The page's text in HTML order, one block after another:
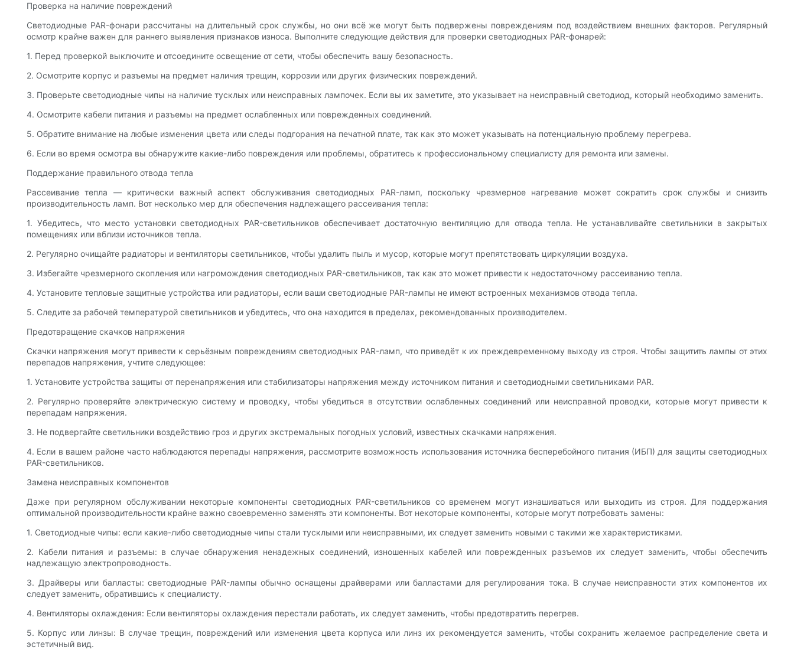
Проверка на наличие повреждений
Светодиодные PAR-фонари рассчитаны на длительный срок службы, но они всё же могут быть подвержены повреждениям под воздействием внешних факторов. Регулярный
осмотр крайне важен для раннего выявления признаков износа. Выполните следующие действия для проверки светодиодных PAR-фонарей:
1. Перед проверкой выключите и отсоедините освещение от сети, чтобы обеспечить вашу безопасность.
2. Осмотрите корпус и разъемы на предмет наличия трещин, коррозии или других физических повреждений.
3. Проверьте светодиодные чипы на наличие тусклых или неисправных лампочек. Если вы их заметите, это указывает на неисправный светодиод, который необходимо заменить.
4. Осмотрите кабели питания и разъемы на предмет ослабленных или поврежденных соединений.
5. Обратите внимание на любые изменения цвета или следы подгорания на печатной плате, так как это может указывать на потенциальную проблему перегрева.
6. Если во время осмотра вы обнаружите какие-либо повреждения или проблемы, обратитесь к профессиональному специалисту для ремонта или замены.
Поддержание правильного отвода тепла
Рассеивание тепла — критически важный аспект обслуживания светодиодных PAR-ламп, поскольку чрезмерное нагревание может сократить срок службы и снизить
производительность ламп. Вот несколько мер для обеспечения надлежащего рассеивания тепла:
1. Убедитесь, что место установки светодиодных PAR-светильников обеспечивает достаточную вентиляцию для отвода тепла. Не устанавливайте светильники в закрытых
помещениях или вблизи источников тепла.
2. Регулярно очищайте радиаторы и вентиляторы светильников, чтобы удалить пыль и мусор, которые могут препятствовать циркуляции воздуха.
3. Избегайте чрезмерного скопления или нагромождения светодиодных PAR-светильников, так как это может привести к недостаточному рассеиванию тепла.
4. Установите тепловые защитные устройства или радиаторы, если ваши светодиодные PAR-лампы не имеют встроенных механизмов отвода тепла.
5. Следите за рабочей температурой светильников и убедитесь, что она находится в пределах, рекомендованных производителем.
Предотвращение скачков напряжения
Скачки напряжения могут привести к серьёзным повреждениям светодиодных PAR-ламп, что приведёт к их преждевременному выходу из строя. Чтобы защитить лампы от этих
перепадов напряжения, учтите следующее:
1. Установите устройства защиты от перенапряжения или стабилизаторы напряжения между источником питания и светодиодными светильниками PAR.
2. Регулярно проверяйте электрическую систему и проводку, чтобы убедиться в отсутствии ослабленных соединений или неисправной проводки, которые могут привести к
перепадам напряжения.
3. Не подвергайте светильники воздействию гроз и других экстремальных погодных условий, известных скачками напряжения.
4. Если в вашем районе часто наблюдаются перепады напряжения, рассмотрите возможность использования источника бесперебойного питания (ИБП) для защиты светодиодных
PAR-светильников.
Замена неисправных компонентов
Даже при регулярном обслуживании некоторые компоненты светодиодных PAR-светильников со временем могут изнашиваться или выходить из строя. Для поддержания
оптимальной производительности крайне важно своевременно заменять эти компоненты. Вот некоторые компоненты, которые могут потребовать замены:
1. Светодиодные чипы: если какие-либо светодиодные чипы стали тусклыми или неисправными, их следует заменить новыми с такими же характеристиками.
2. Кабели питания и разъемы: в случае обнаружения ненадежных соединений, изношенных кабелей или поврежденных разъемов их следует заменить, чтобы обеспечить
надлежащую электропроводность.
3. Драйверы или балласты: светодиодные PAR-лампы обычно оснащены драйверами или балластами для регулирования тока. В случае неисправности этих компонентов их
следует заменить, обратившись к специалисту.
4. Вентиляторы охлаждения: Если вентиляторы охлаждения перестали работать, их следует заменить, чтобы предотвратить перегрев.
5. Корпус или линзы: В случае трещин, повреждений или изменения цвета корпуса или линз их рекомендуется заменить, чтобы сохранить желаемое распределение света и
эстетичный вид.